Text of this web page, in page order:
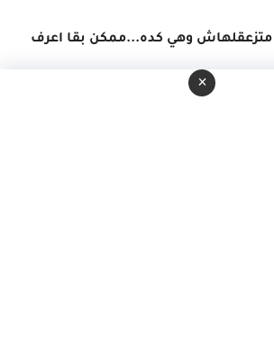
متزعقلهاش وهي كده...ممكن بقا اعرف
×